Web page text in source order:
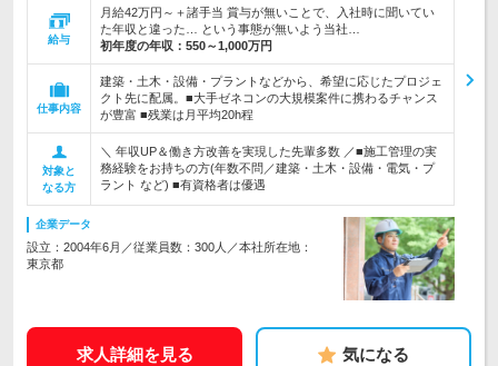
給与
月給42万円～＋諸手当 賞与が無いことで、入社時に聞いてい
た年収と違った… という事態が無いよう当社…
初年度の年収： 550～1,000万円
仕事内容
建築・土木・設備・プラントなどから、希望に応じたプロジェ
クト先に配属。■大手ゼネコンの大規模案件に携わるチャンス
が豊富 ■残業は月平均20h程
対象と
なる方
＼ 年収UP＆働き方改善を実現した先輩多数 ／■施工管理の実
務経験をお持ちの方(年数不問／建築・土木・設備・電気・プ
ラント など) ■有資格者は優遇
企業データ
設立：2004年6月／従業員数：300人／本社所在地：
東京都
求人詳細を見る 気になる